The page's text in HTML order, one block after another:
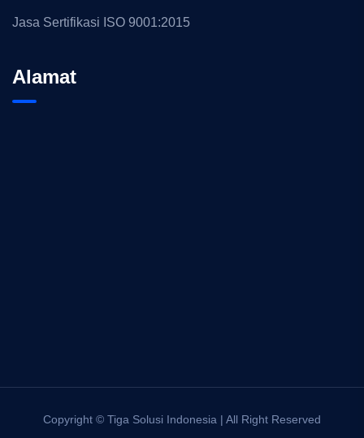
Jasa Sertifikasi ISO 9001:2015
Alamat
Copyright © Tiga Solusi Indonesia | All Right Reserved